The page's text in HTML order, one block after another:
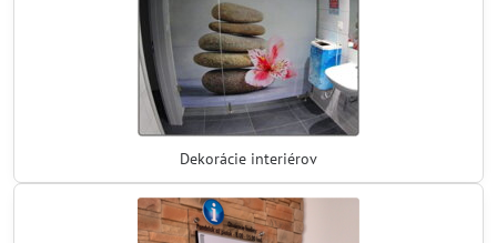
Dekorácie interiérov